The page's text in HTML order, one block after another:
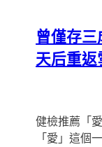
曾僅存
天后重返
健檢推薦「
「愛」這個